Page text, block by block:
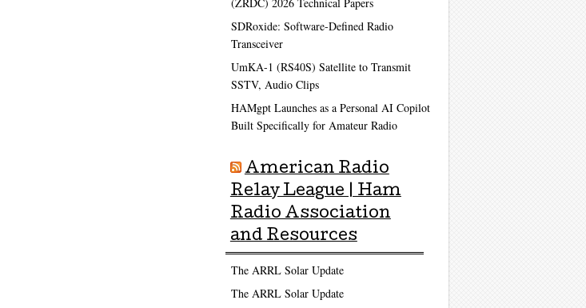
SDRoxide: Software-Defined Radio
Transceiver
UmKA-1 (RS40S) Satellite to Transmit
SSTV, Audio Clips
HAMgpt Launches as a Personal AI Copilot
Built Specifically for Amateur Radio
American Radio
Relay League | Ham
Radio Association
and Resources
The ARRL Solar Update
The ARRL Solar Update